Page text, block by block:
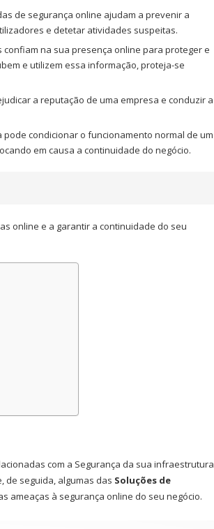
de segurança online ajudam a prevenir a
e detetar atividades suspeitas.
na sua presença online para proteger e
e utilizem essa informação, proteja-se
a reputação de uma empresa e conduzir a
condicionar o funcionamento normal de um
em causa a continuidade do negócio.
online e a garantir a continuidade do seu
com a Segurança da sua infraestrutura
de seguida, algumas das Soluções de
ameaças à segurança online do seu negócio.